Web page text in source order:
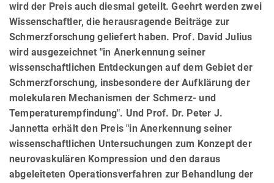
wird der Preis auch diesmal geteilt. Geehrt werden zwei
Wissenschaftler, die herausragende Beiträge zur
Schmerzforschung geliefert haben. Prof. David Julius
wird ausgezeichnet "in Anerkennung seiner
wissenschaftlichen Entdeckungen auf dem Gebiet der
Schmerzforschung, insbesondere der Aufklärung der
molekularen Mechanismen der Schmerz- und
Temperaturempfindung". Und Prof. Dr. Peter J.
Jannetta erhält den Preis "in Anerkennung seiner
wissenschaftlichen Untersuchungen zum Konzept der
neurovaskulären Kompression und den daraus
abgeleiteten Operationsverfahren zur Behandlung der